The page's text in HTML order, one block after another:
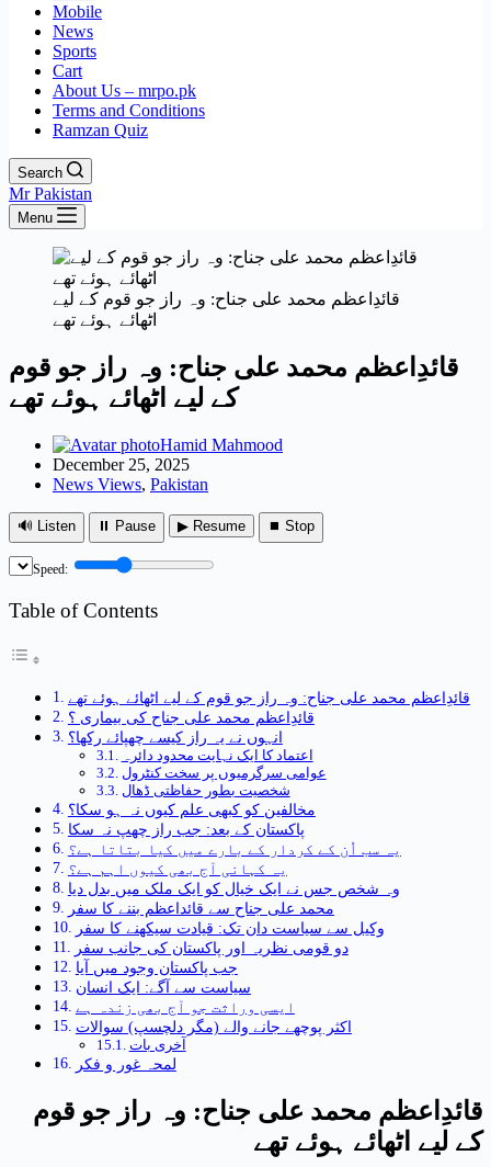
Mobile
News
Sports
Cart
About Us – mrpo.pk
Terms and Conditions
Ramzan Quiz
Search
Mr Pakistan
Menu
قائدِاعظم محمد علی جناح: وہ راز جو قوم کے لیے
اٹھائے ہوئے تھے
قائدِاعظم محمد علی جناح: وہ راز جو قوم
کے لیے اٹھائے ہوئے تھے
Hamid Mahmood
December 25, 2025
News Views, Pakistan
🔊 Listen ⏸ Pause ▶ Resume ⏹ Stop
Speed:
Table of Contents
قائدِاعظم محمد علی جناح: وہ راز جو قوم کے لیے اٹھائے ہوئے تھے
قائدِاعظم محمد علی جناح کی بیماری ؟
انہوں نے یہ راز کیسے چھپائے رکھا؟
اعتماد کا ایک نہایت محدود دائرہ
عوامی سرگرمیوں پر سخت کنٹرول
شخصیت بطور حفاظتی ڈھال
مخالفین کو کبھی علم کیوں نہ ہو سکا؟
پاکستان کے بعد: جب راز چھپ نہ سکا
یہ سب اُن کے کردار کے بارے میں کیا بتاتا ہے؟
یہ کہانی آج بھی کیوں اہم ہے؟
وہ شخص جس نے ایک خیال کو ایک ملک میں بدل دیا
محمد علی جناح سے قائداعظم بننے کا سفر
وکیل سے سیاست دان تک: قیادت سیکھنے کا سفر
دو قومی نظریہ اور پاکستان کی جانب سفر
جب پاکستان وجود میں آیا
سیاست سے آگے: ایک انسان
ایسی وراثت جو آج بھی زندہ ہے
اکثر پوچھے جانے والے (مگر دلچسپ) سوالات
آخری بات
لمحہ غور و فکر
قائدِاعظم محمد علی جناح: وہ راز جو قوم
کے لیے اٹھائے ہوئے تھے